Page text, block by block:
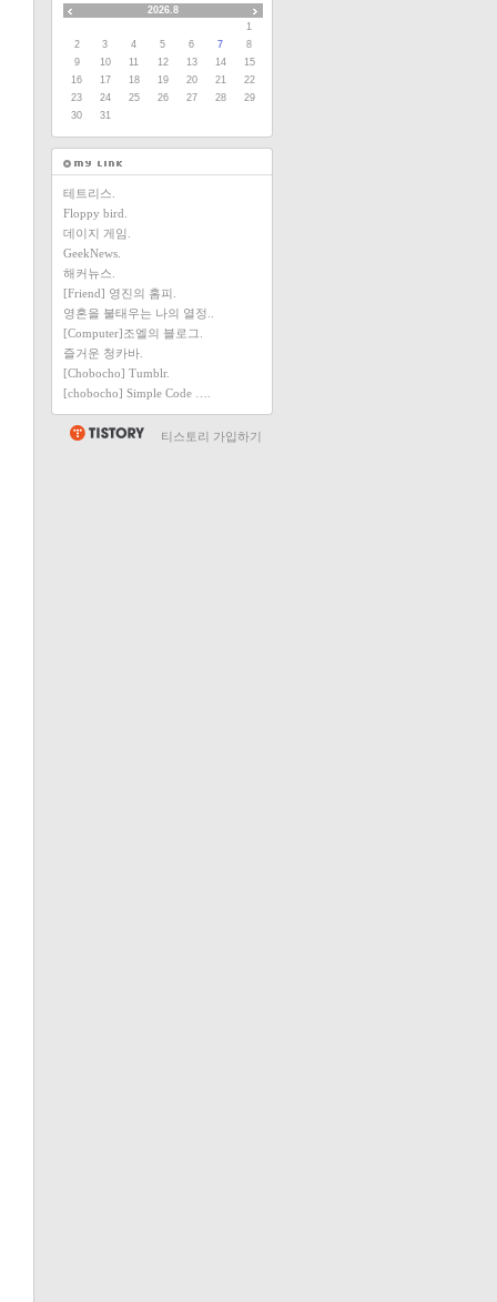
2026.8
1
2
3 4 5 6 7
8
9
10 11 12 13 14
15
16
17 18 19 20 21
22
23
24 25 26 27 28
29
30
31
테트리스.
Floppy bird.
데이지 게임.
GeekNews.
해커뉴스.
[Friend] 영진의 홈피.
영혼을 불태우는 나의 열정..
[Computer]조엘의 블로그.
즐거운 청카바.
[Chobocho] Tumblr.
[chobocho] Simple Code ….
티스토리 가입하기